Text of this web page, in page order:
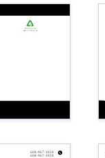
Bedrijfsnaam
Bedrijfs tagline
608-967-1020
608-967-1020